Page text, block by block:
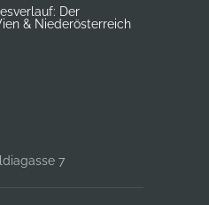
Der
& Niederösterreich
7